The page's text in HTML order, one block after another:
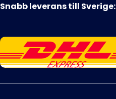
Snabb leverans till Sverige: